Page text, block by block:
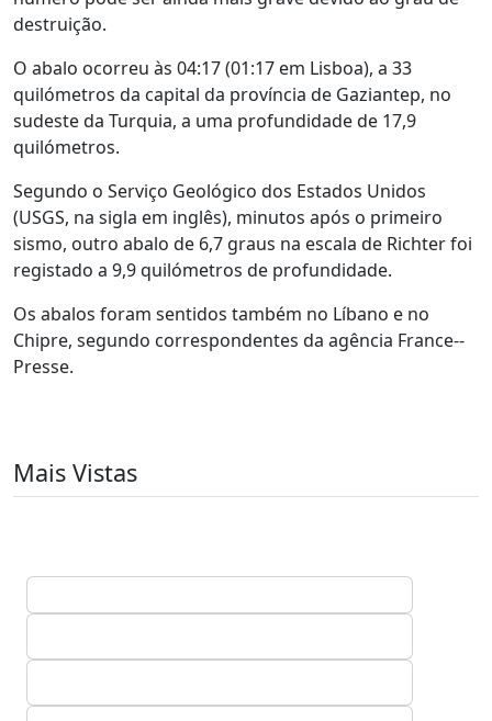
destruição.
O abalo ocorreu às 04:17 (01:17 em Lisboa), a 33
quilómetros da capital da província de Gaziantep, no
sudeste da Turquia, a uma profundidade de 17,9
quilómetros.
Segundo o Serviço Geológico dos Estados Unidos
(USGS, na sigla em inglês), minutos após o primeiro
sismo, outro abalo de 6,7 graus na escala de Richter foi
registado a 9,9 quilómetros de profundidade.
Os abalos foram sentidos também no Líbano e no
Chipre, segundo correspondentes da agência France--
Presse.
Mais Vistas